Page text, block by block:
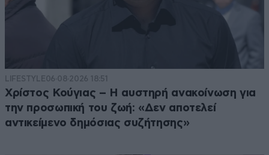
LIFESTYLE06·08·2026 18:51
Χρίστος Κούγιας – Η αυστηρή ανακοίνωση για
την προσωπική του ζωή: «Δεν αποτελεί
αντικείμενο δημόσιας συζήτησης»